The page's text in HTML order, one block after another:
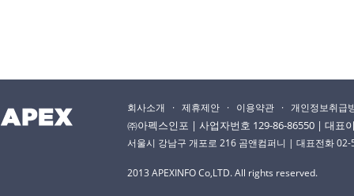
회사소개 · 제휴제안 · 이용약관 · 개인정보취급
㈜아펙스인포 | 사업자번호 129-86-86550 | 대표
서울시 강남구 개포로 216 곰앤컴퍼니 | 대표전화
2013 APEXINFO Co,LTD. All rights reserved.